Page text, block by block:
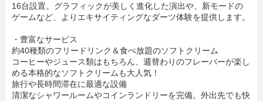
16台設置。グラフィックが美しく進化した演出や、新モードの
ゲームなど、よりエキサイティングなダーツ体験を提供します。
・豊富なサービス
約40種類のフリードリンク＆食べ放題のソフトクリーム
コーヒーやジュース類はもちろん、週替わりのフレーバーが楽し
める本格的なソフトクリームも大人気！
旅行や長時間滞在に最適な設備
清潔なシャワールームやコインランドリーを完備。外出先でも快